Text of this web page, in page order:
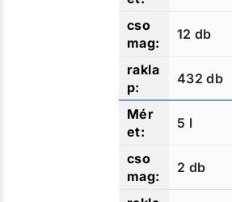
12 db
432 db
5 l
2 db